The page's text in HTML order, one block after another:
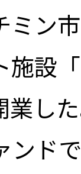
ミン
施設
業し
ンド